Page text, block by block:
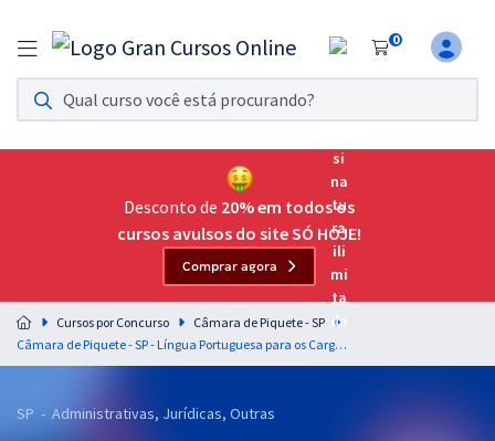
0
Assinatura Ilimitada 11
Acesso a todos os cursos. Teste grátis por 7 dias!
Assinatura OAB Até Passar
Acesso ilimitado a toda preparação para o Exame da
Residências Multiprofissionais
Preparação completa e intensiva para as principais
residências em saúde do Brasil
Desconto de 20% em todos os
cursos avulsos do site SÓ HOJE!
Comprar agora
Cursos por Concurso
Câmara de Piquete - SP
Câmara de Piquete - SP - Língua Portuguesa para os Cargos de Nível Superior com a Professora Leticia Bastos
SP - Administrativas, Jurídicas, Outras